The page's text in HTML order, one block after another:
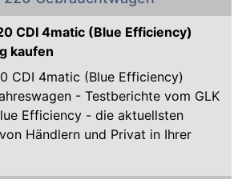
CDI 4matic (Blue Efficiency)
kaufen
CDI 4matic (Blue Efficiency)
- Testberichte vom GLK
Efficiency - die aktuellsten
Händlern und Privat in Ihrer